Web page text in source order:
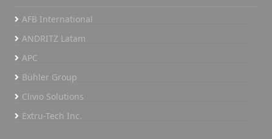
AFB International
ANDRITZ Latam
APC
Bühler Group
Clivio Solutions
Extru-Tech Inc.